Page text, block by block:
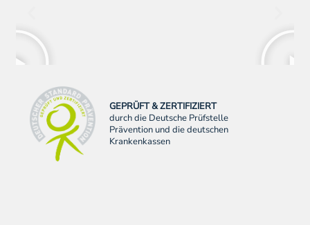
GEPRÜFT & ZERTIFIZIERT
durch die Deutsche Prüfstelle
Prävention und die deutschen
Krankenkassen